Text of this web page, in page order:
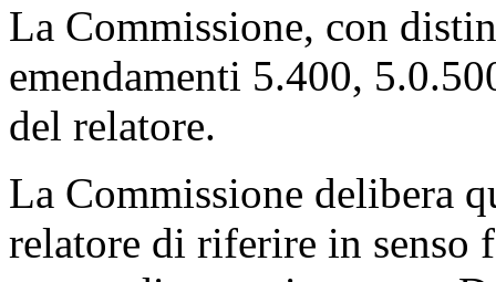
La Commissione, con
emendamenti 5.400,
del relatore.
La Commissione delibera
relatore di riferire in senso